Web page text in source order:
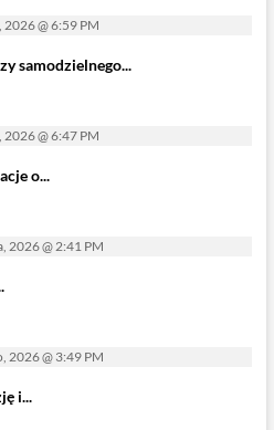
2026 @ 6:59 PM
samodzielnego...
2026 @ 6:47 PM
o...
2026 @ 2:41 PM
2026 @ 3:49 PM
i...